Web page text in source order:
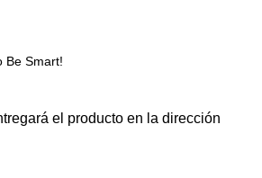
Be Smart!
el producto en la dirección